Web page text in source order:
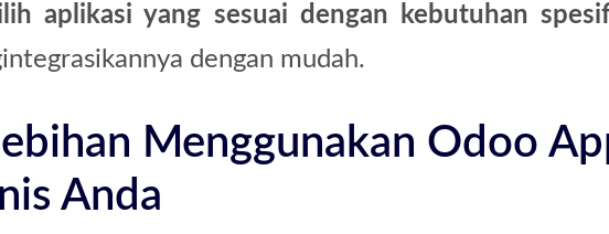
aplikasi yang sesuai dengan kebutuhan
dengan mudah.
Menggunakan Odoo
Anda